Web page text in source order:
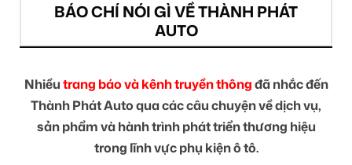
BÁO CHÍ NÓI GÌ VỀ THÀNH PHÁT
AUTO
Nhiềutrang báo và kênh truyền thôngđã nhắc đến
Thành Phát Auto qua các câu chuyện về dịch vụ,
sản phẩm và hành trình phát triển thương hiệu
trong lĩnh vực phụ kiện ô tô.